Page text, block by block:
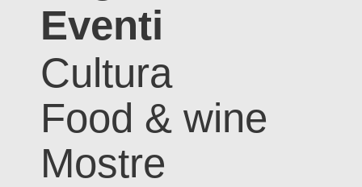
Eventi
Cultura
Food & wine
Mostre